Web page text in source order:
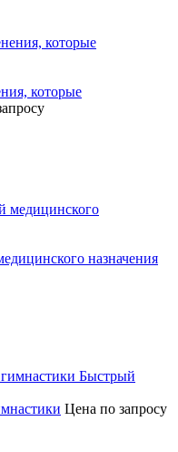
которые
назначения
Быстрый
Цена по запросу